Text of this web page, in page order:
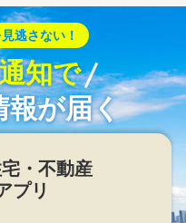
逃さない！
知で
報が届く
・不動産
プリ